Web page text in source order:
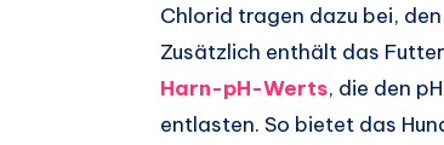
Chlorid tragen dazu bei,
Zusätzlich enthält das
Harn-pH-Werts, die den
entlasten. So bietet das